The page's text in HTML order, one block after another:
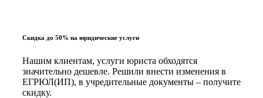
Скидка до 50% на юридические услуги
Нашим клиентам, услуги юриста обходятся
значительно дешевле. Решили внести изменения в
ЕГРЮЛ(ИП), в учредительные документы – получите
скидку.